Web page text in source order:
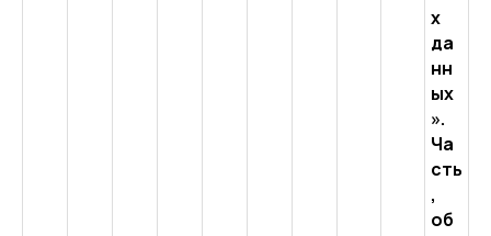
х
да
нн
ых
».
Ча
сть
,
об